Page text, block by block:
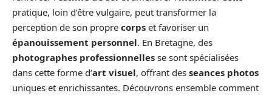
pratique, loin d’être vulgaire, peut transformer la
perception de son propre corps et favoriser un
épanouissement personnel. En Bretagne, des
photographes professionnelles se sont spécialisées
dans cette forme d’art visuel, offrant des seances photos
uniques et enrichissantes. Découvrons ensemble comment